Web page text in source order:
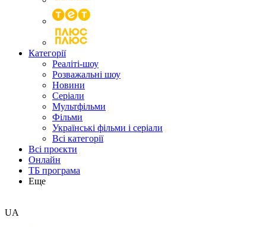
Категорії
Реаліті-шоу
Розважальні шоу
Новини
Серіали
Мультфільми
Фільми
Українські фільми і серіали
Всі категорії
Всі проєкти
Онлайн
ТБ програма
Еще
UA